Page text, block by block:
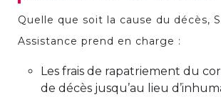
Quelle que soit la cause du décès,
Assistance prend en charge :
Les frais de rapatriement du
de décès jusqu’au lieu